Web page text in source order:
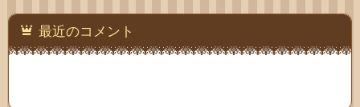
最近のコメント